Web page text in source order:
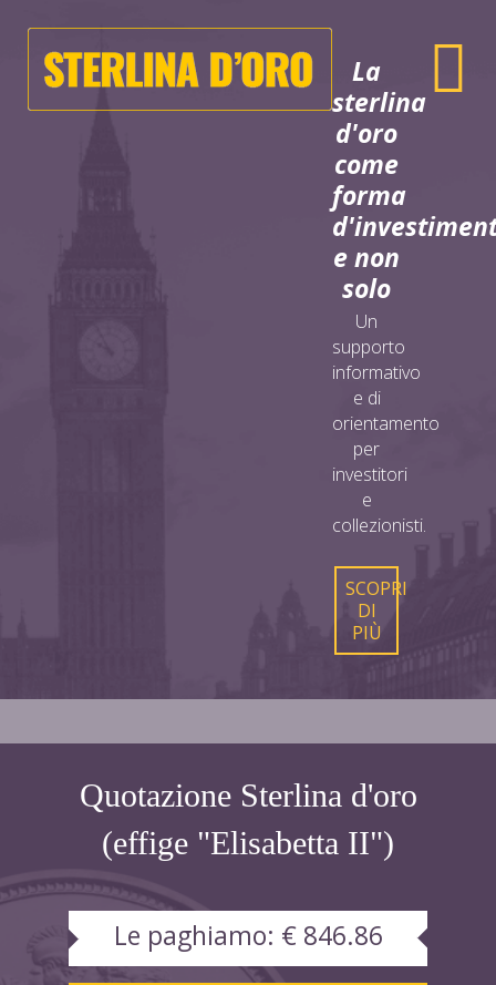
La
sterlina
d'oro
come
forma
e non
solo
Un
supporto
informativo
e di
orientamento
per
investitori
e
collezionisti.
SCOPRI
DI
PIÙ
Quotazione Sterlina d'oro
(effige "Elisabetta II")
Le paghiamo: € 846.86